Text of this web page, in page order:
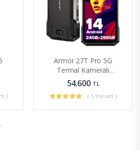
)
Armor 27T Pro 5G
Termal Kameralı
Sağlam Telefon
54.600 TL
( 5 Yorum )